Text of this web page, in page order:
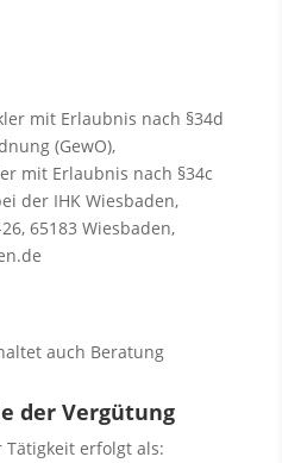
mit Erlaubnis nach §34d
(GewO),
mit Erlaubnis nach §34c
der IHK Wiesbaden,
65183 Wiesbaden,
auch Beratung
der Vergütung
Tätigkeit erfolgt als: